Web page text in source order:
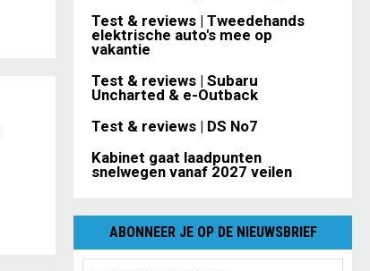
Test & reviews | Tweedehands
elektrische auto's mee op
vakantie
Test & reviews | Subaru
Uncharted & e-Outback
Test & reviews | DS No7
Kabinet gaat laadpunten
snelwegen vanaf 2027 veilen
ABONNEER JE OP DE NIEUWSBRIEF